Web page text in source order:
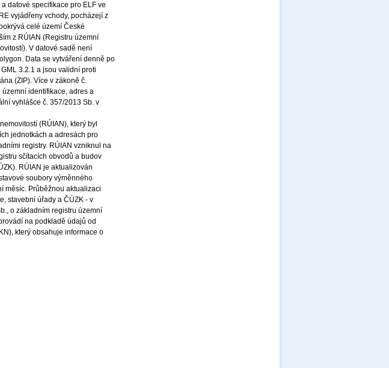
datové specifikace pro ELF ve
vyjádřeny vchody, pocházejí z
celé území České
z RÚIAN (Registru územní
V datové sadě není
Data se vytváření denně po
3.2.1 a jsou validní proti
(ZIP). Více v zákoně č.
územní identifikace, adres a
vyhlášce č. 357/2013 Sb. v
(RÚIAN), který byl
jednotkách a adresách pro
registry. RÚIAN vzniknul na
sčítacích obvodů a budov
RÚIAN je aktualizován
soubory výměnného
měsíc. Průběžnou aktualizaci
stavební úřady a ČÚZK - v
o základním registru územní
na podkladě údajů od
který obsahuje informace o